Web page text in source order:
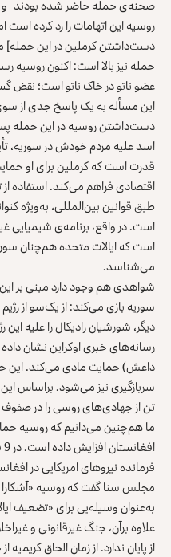
صحنه‌ی حمله حاضر شده بودند- و
روسیه این اتهامات را رد کرده است
دست‌داشتن کرملین در این
حمله نیز بالا است: اکنون
عضو ناتو در خاک ناتو است؛ نقض
این مسأله به یک پاسخ جدی از سوی
دست‌داشتن روسیه در این حمله
اسد علیه مردم خودش در سوریه،
قدرت است که کرملین برای او
اقتصادی فراهم می‌کند. استفاده
طبق قوانین بین‌المللی، به‌ویژه
است. در واقع، برنامه‌ی‌ شیمیایی
است که ایالات متحده هم‌چنان
می‌شناسد.
شواهدی هم وجود دارد مبنی بر
سوریه بازی می‌کند: از یک‌‌سو از
دیگر، شورشیان رادیکال را علیه
رسانه‌های خبری اوکراین نشان
داعش) حمایت مادی می‌کند. این
سربازگیری نیز می‌شود. براساس
تن از جهادی‌های روسی را در صفوف
ما هم‌چنین می‌دانیم که روسیه
فرمانده نیروهای امریکایی در
مجلس سنا گفت که روسیه
به‌عنوان وسیله‌یی برای «تضعیف
علاوه برآن، جنگ غیرقانونی و